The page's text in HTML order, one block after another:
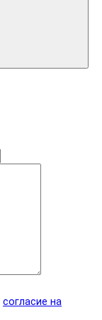
согласие на